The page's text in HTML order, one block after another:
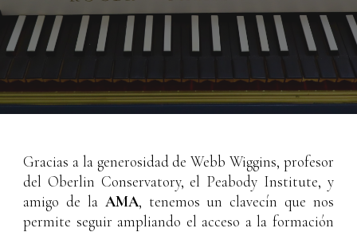
Gracias a la generosidad deWebb Wiggins, profesor
del Oberlin Conservatory, el Peabody Institute, y
amigo de la AMA, tenemos un clavecín que nos
permite seguir ampliando el acceso a la formación